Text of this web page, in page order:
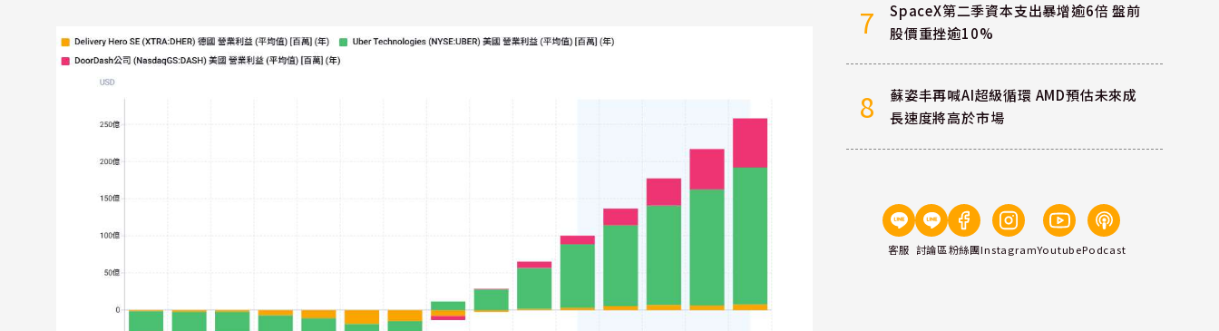
7
SpaceX第二季資本支出暴增逾6倍 盤前
股價重挫逾10%
8
蘇姿丰再喊AI超級循環 AMD預估未來成
長速度將高於市場
客服 討論區粉絲團InstagramYoutubePodcast